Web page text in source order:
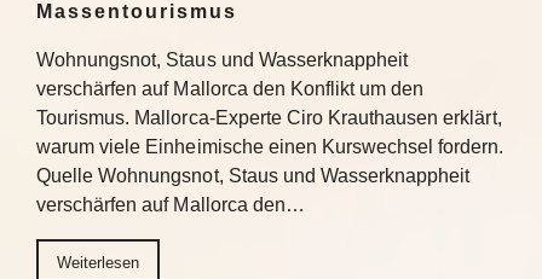
Massentourismus
Wohnungsnot, Staus und Wasserknappheit
verschärfen auf Mallorca den Konflikt um den
Tourismus. Mallorca-Experte Ciro Krauthausen erklärt,
warum viele Einheimische einen Kurswechsel fordern.
Quelle Wohnungsnot, Staus und Wasserknappheit
verschärfen auf Mallorca den…
Weiterlesen